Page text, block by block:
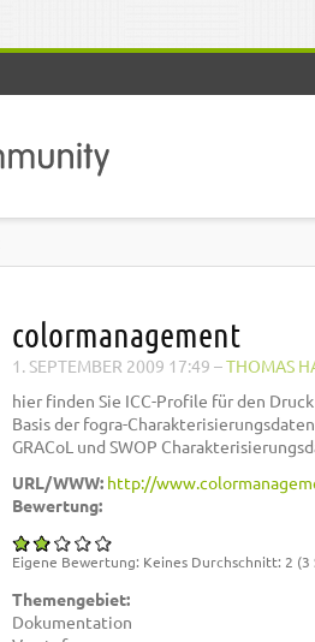
colormanagement
1. SEPTEMBER 2009 17:49 –THOMAS
hier finden Sie ICC-Profile für den
Basis der fogra-
GRACoL und SWOP
URL/WWW: http://
Bewertung:
Eigene Bewertung: Keines Durchschnitt: 2 (3
Themengebiet:
Dokumentation